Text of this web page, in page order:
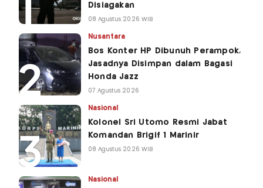
Disiagakan
08 Agustus 2026 WIB
Nusantara
Bos Konter HP Dibunuh Perampok,
Jasadnya Disimpan dalam Bagasi
Honda Jazz
07 Agustus 2026
Nasional
Kolonel Sri Utomo Resmi Jabat
Komandan Brigif 1 Marinir
08 Agustus 2026 WIB
Nasional